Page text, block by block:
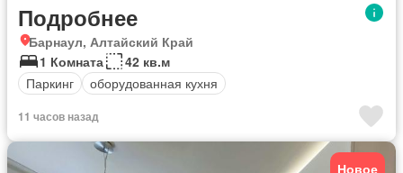
Подробнее
Барнаул, Алтайский Край
1 Комната
42 кв.м
Паркинг
оборудованная кухня
11 часов назад
Новое